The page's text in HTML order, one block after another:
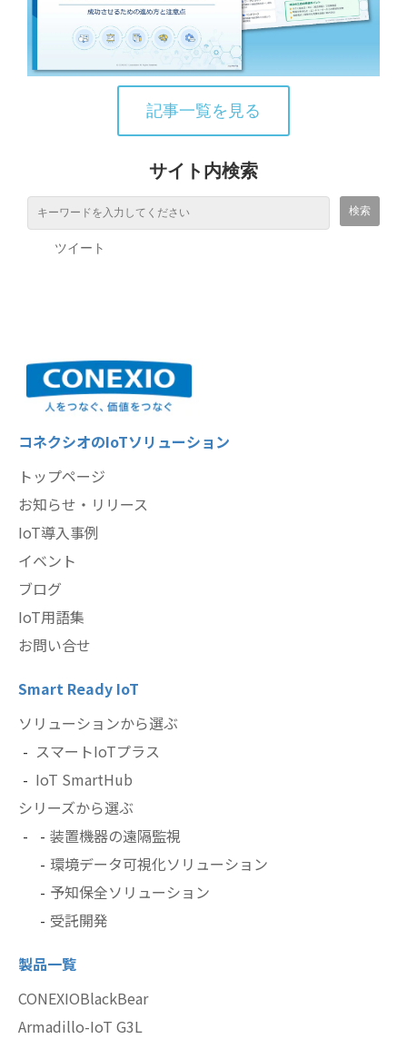
記事一覧を見る
サイト内検索
ツイート
コネクシオのIoTソリューション
トップページ
お知らせ・リリース
IoT導入事例
イベント
ブログ
IoT用語集
お問い合せ
Smart Ready IoT
ソリューションから選ぶ
スマートIoTプラス
IoT SmartHub
シリーズから選ぶ
装置機器の遠隔監視
環境データ可視化ソリューション
予知保全ソリューション
受託開発
製品一覧
CONEXIOBlackBear
Armadillo-IoT G3L